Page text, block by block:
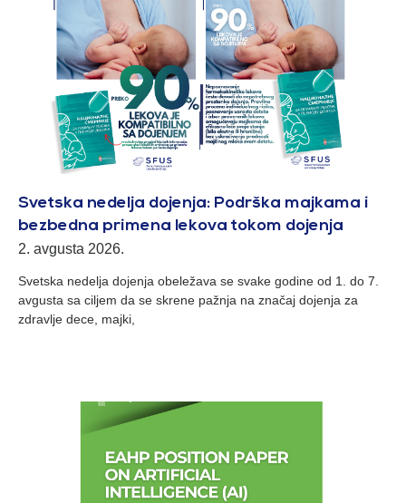
Svetska nedelja dojenja: Podrška majkama i
bezbedna primena lekova tokom dojenja
2. avgusta 2026.
Svetska nedelja dojenja obeležava se svake godine od 1. do 7.
avgusta sa ciljem da se skrene pažnja na značaj dojenja za
zdravlje dece, majki,